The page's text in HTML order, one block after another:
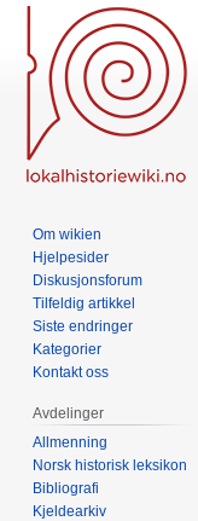
Om wikien
Hjelpesider
Diskusjonsforum
Tilfeldig artikkel
Siste endringer
Kategorier
Kontakt oss
Avdelinger
Allmenning
Norsk historisk leksikon
Bibliografi
Kjeldearkiv